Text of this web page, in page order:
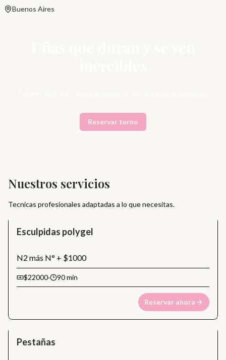
Buenos Aires
Reservar turno
Nuestros servicios
Tecnicas profesionales adaptadas a lo que necesitas.
Esculpidas polygel
N2 más N° + $1000
$22000· 90 min
Reservar ahora
Pestañas